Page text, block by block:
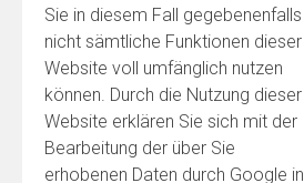
Sie in diesem Fall gegebenenfalls
nicht sämtliche Funktionen dieser
Website voll umfänglich nutzen
können. Durch die Nutzung dieser
Website erklären Sie sich mit der
Bearbeitung der über Sie
erhobenen Daten durch Google in